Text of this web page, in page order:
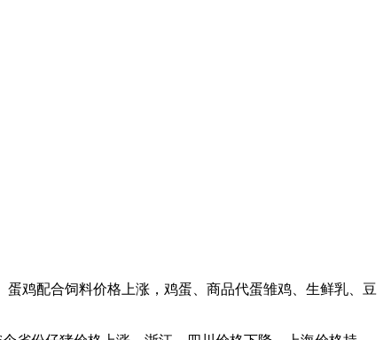
鸡配合饲料价格上涨，鸡蛋、商品代蛋雏鸡、生鲜乳、豆